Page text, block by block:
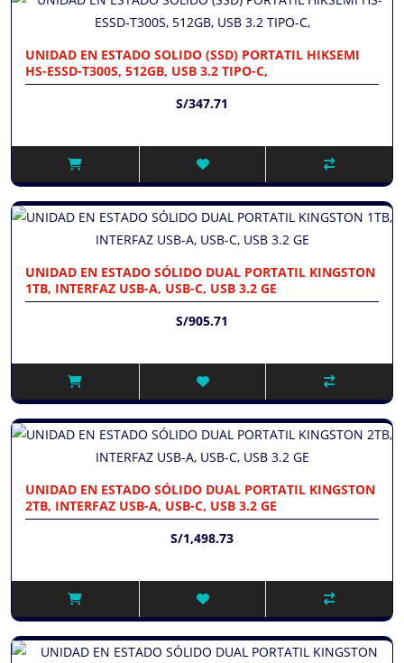
UNIDAD EN ESTADO SOLIDO (SSD) PORTATIL HIKSEMI
HS-ESSD-T300S, 512GB, USB 3.2 TIPO-C,
S/347.71
UNIDAD EN ESTADO SÓLIDO DUAL PORTATIL KINGSTON
1TB, INTERFAZ USB-A, USB-C, USB 3.2 GE
S/905.71
UNIDAD EN ESTADO SÓLIDO DUAL PORTATIL KINGSTON
2TB, INTERFAZ USB-A, USB-C, USB 3.2 GE
S/1,498.73